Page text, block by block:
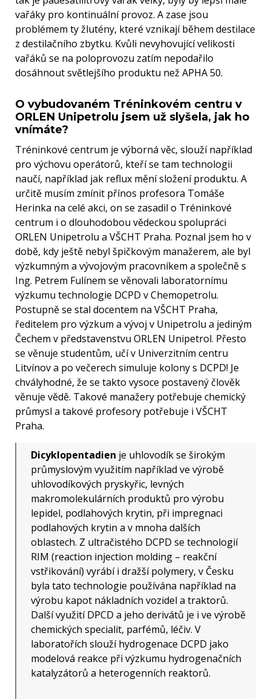
vařáky pro kontinuální provoz. A zase jsou
problémem ty žlutény, které vznikají během destilace
z destilačního zbytku. Kvůli nevyhovující velikosti
vařáků se na poloprovozu zatím nepodařilo
dosáhnout světlejšího produktu než APHA 50.
O vybudovaném Tréninkovém centru v
ORLEN Unipetrolu jsem už slyšela, jak ho
vnímáte?
Tréninkové centrum je výborná věc, slouží například
pro výchovu operátorů, kteří se tam technologii
naučí, například jak reflux mění složení produktu. A
určitě musím zmínit přínos profesora Tomáše
Herinka na celé akci, on se zasadil o Tréninkové
centrum i o dlouhodobou vědeckou spolupráci
ORLEN Unipetrolu a VŠCHT Praha. Poznal jsem ho v
době, kdy ještě nebyl špičkovým manažerem, ale byl
výzkumným a vývojovým pracovníkem a společně s
Ing. Petrem Fulínem se věnovali laboratornímu
výzkumu technologie DCPD v Chemopetrolu.
Postupně se stal docentem na VŠCHT Praha,
ředitelem pro výzkum a vývoj v Unipetrolu a jediným
Čechem v představenstvu ORLEN Unipetrol. Přesto
se věnuje studentům, učí v Univerzitním centru
Litvínov a po večerech simuluje kolony s DCPD! Je
chvályhodné, že se takto vysoce postavený člověk
věnuje vědě. Takové manažery potřebuje chemický
průmysl a takové profesory potřebuje i VŠCHT
Praha.
Dicyklopentadien je uhlovodík se širokým
průmyslovým využitím například ve výrobě
uhlovodíkových pryskyřic, levných
makromolekulárních produktů pro výrobu
lepidel, podlahových krytin, při impregnaci
podlahových krytin a v mnoha dalších
oblastech. Z ultračistého DCPD se technologií
RIM (reaction injection molding – reakční
vstřikování) vyrábí i dražší polymery, v Česku
byla tato technologie používána například na
výrobu kapot nákladních vozidel a traktorů.
Další využití DPCD a jeho derivátů je i ve výrobě
chemických specialit, parfémů, léčiv. V
laboratořích slouží hydrogenace DCPD jako
modelová reakce při výzkumu hydrogenačních
katalyzátorů a heterogenních reaktorů.